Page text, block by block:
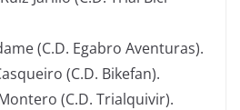
(C.D. Egabro Aventuras).
(C.D. Bikefan).
(C.D. Trialquivir).